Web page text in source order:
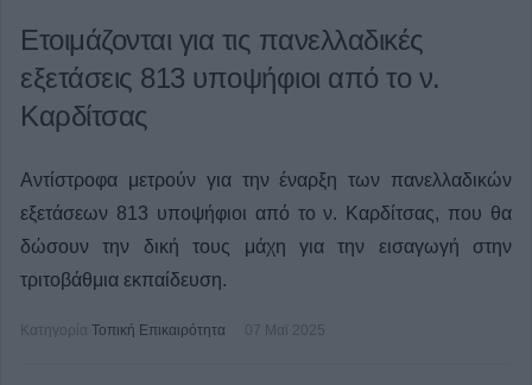
Ετοιμάζονται για τις πανελλαδικές
εξετάσεις 813 υποψήφιοι από το ν.
Καρδίτσας
Αντίστροφα μετρούν για την έναρξη των πανελλαδικών
εξετάσεων 813 υποψήφιοι από το ν. Καρδίτσας, που θα
δώσουν την δική τους μάχη για την εισαγωγή στην
τριτοβάθμια εκπαίδευση.
Κατηγορία Τοπική Επικαιρότητα 07 Μαϊ 2025